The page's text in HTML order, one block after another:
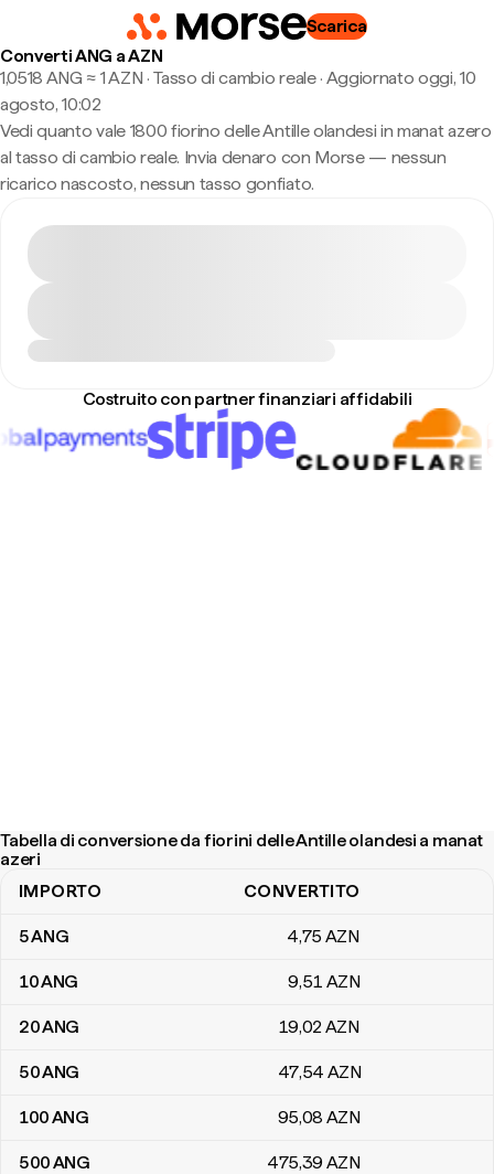
Scarica
Converti ANG a AZN
1,0518 ANG ≈ 1 AZN · Tasso di cambio reale· Aggiornato oggi, 10
agosto, 10:02
Vedi quanto vale 1800 fiorino delle Antille olandesi in manat azero
al tasso di cambio reale. Invia denaro con Morse — nessun
ricarico nascosto, nessun tasso gonfiato.
Costruito con partner finanziari affidabili
Tabella di conversione da fiorini delle Antille olandesi a manat
azeri
Tabella di conversione da fiorini delle Antille olandesi a manat
IMPORTO CONVERTITO
5ANG 4,75 AZN
10ANG 9,51 AZN
20ANG 19,02AZN
50ANG 47,54 AZN
100ANG 95,08 AZN
500ANG 475,39 AZN